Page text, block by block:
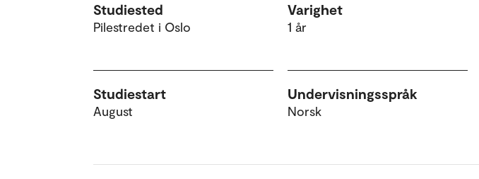
Studiested
Pilestredet i Oslo
Varighet
1 år
Studiestart
August
Undervisningsspråk
Norsk